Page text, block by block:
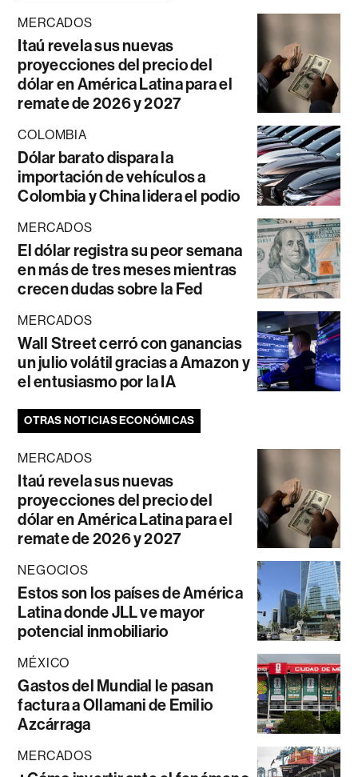
MERCADOS
Itaú revela sus nuevas
proyecciones del precio del
dólar en América Latina para el
remate de 2026 y 2027
COLOMBIA
Dólar barato dispara la
importación de vehículos a
Colombia y China lidera el podio
MERCADOS
El dólar registra su peor semana
en más de tres meses mientras
crecen dudas sobre la Fed
MERCADOS
Wall Street cerró con ganancias
un julio volátil gracias a Amazon y
el entusiasmo por la IA
OTRAS NOTICIAS ECONÓMICAS
MERCADOS
Itaú revela sus nuevas
proyecciones del precio del
dólar en América Latina para el
remate de 2026 y 2027
NEGOCIOS
Estos son los países de América
Latina donde JLL ve mayor
potencial inmobiliario
MÉXICO
Gastos del Mundial le pasan
factura a Ollamani de Emilio
Azcárraga
MERCADOS